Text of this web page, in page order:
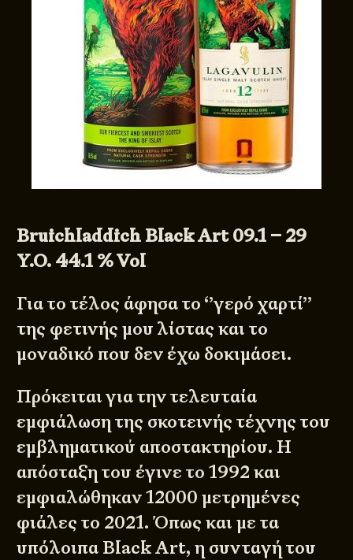
Bruichladdich Black Art 09.1 – 29
Y.O. 44.1 % Vol
Για το τέλος άφησα το ‘’γερό χαρτί’’
της φετινής μου λίστας και το
μοναδικό που δεν έχω δοκιμάσει.
Πρόκειται για την τελευταία
εμφιάλωση της σκοτεινής τέχνης του
εμβληματικού αποστακτηρίου. Η
απόσταξη του έγινε το 1992 και
εμφιαλώθηκαν 12000 μετρημένες
φιάλες το 2021. Όπως και με τα
υπόλοιπα Black Art, η συνταγή του